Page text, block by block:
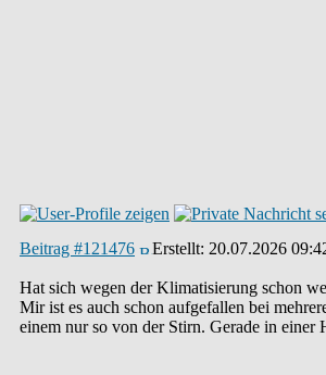
Beitrag #121476 Erstellt: 20.07.2026
Hat sich wegen der Klimatisierung schon
Mir ist es auch schon aufgefallen bei
einem nur so von der Stirn. Gerade in einer